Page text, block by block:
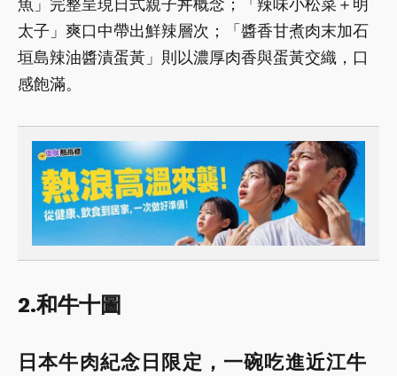
魚」完整呈現日式親子丼概念；「辣味小松菜＋明
太子」爽口中帶出鮮辣層次；「醬香甘煮肉末加石
垣島辣油醬漬蛋黃」則以濃厚肉香與蛋黃交織，口
感飽滿。
2.和牛十圖
日本牛肉紀念日限定，一碗吃進近江牛